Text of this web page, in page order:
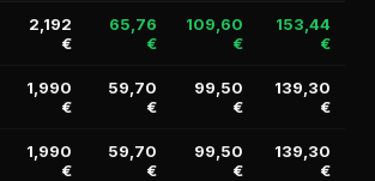
2,192
€
65,76
€
109,60
€
153,44
€
1,990
€
59,70
€
99,50
€
139,30
€
1,990
€
59,70
€
99,50
€
139,30
€